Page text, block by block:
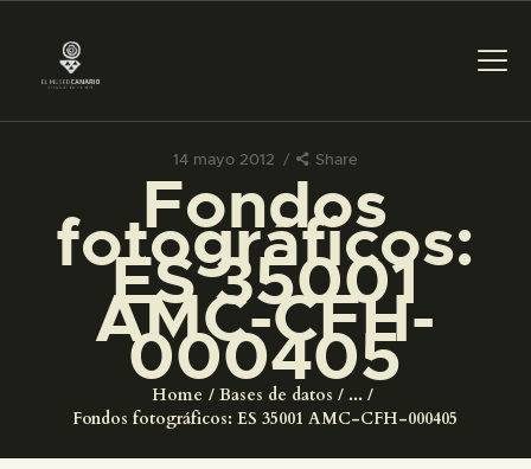
14 mayo 2012 Share
Fondos
fotográficos:
ES 35001
AMC-CFH-
000405
Home Bases de datos
...
Fondos fotográficos: ES 35001 AMC-CFH-000405
PREPARAR LA VISITA
ACTIVIDADES
█
EL MUSEO